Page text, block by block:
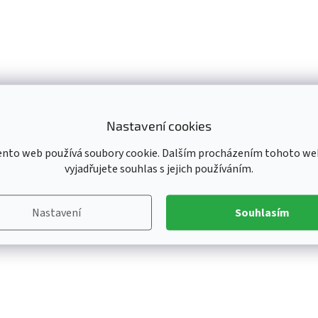
Nastavení cookies
web používá soubory cookie. Dalším procházením tohoto
vyjadřujete souhlas s jejich používáním.
Nastavení Souhlasím